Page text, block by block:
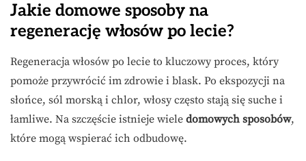
Jakie domowe sposoby na
regenerację włosów po lecie?
Regeneracja włosów po lecie to kluczowy proces, który
pomoże przywrócić im zdrowie i blask. Po ekspozycji na
słońce, sól morską i chlor, włosy często stają się suche i
łamliwe. Na szczęście istnieje wiele domowych sposobów,
które mogą wspierać ich odbudowę.